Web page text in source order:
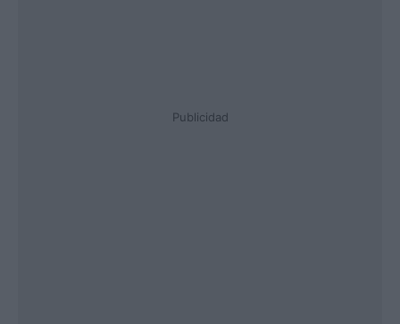
Publicidad